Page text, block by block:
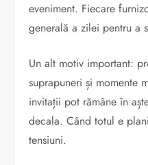
eveniment. Fiecare
generală a zilei pentru a
Un alt motiv important:
suprapuneri și momente
invitații pot rămâne în
decala. Când totul e
tensiuni.